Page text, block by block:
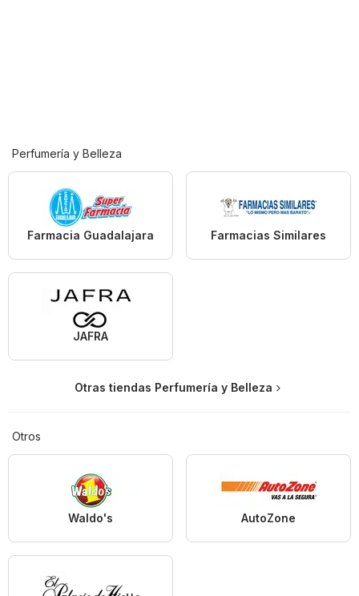
Perfumería y Belleza
Farmacia Guadalajara Farmacias Similares
JAFRA
Otras tiendas Perfumería y Belleza
Otros
Waldo's AutoZone